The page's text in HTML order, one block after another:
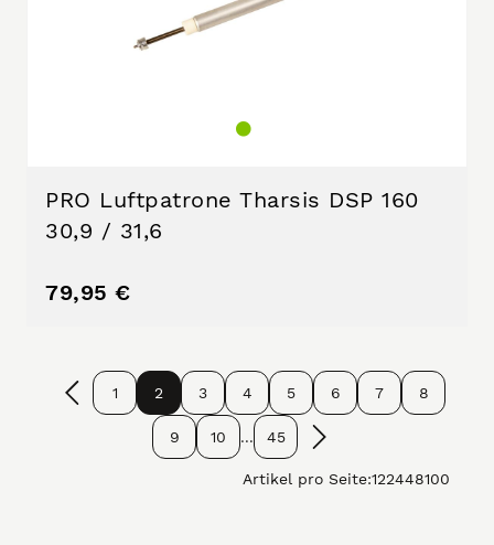
PRO Luftpatrone Tharsis DSP 160
30,9 / 31,6
79,95 €
1 2 3 4 5 6 7 8
9 10 ... 45
Artikel pro Seite:122448100